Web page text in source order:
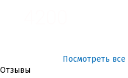
Посмотреть
Отзывы